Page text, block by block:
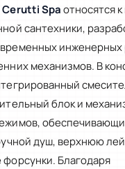
Cerutti Spaотносятся
сантехники,
инженерных
механизмов. В
блок и
душ, верхнюю
Благодаря